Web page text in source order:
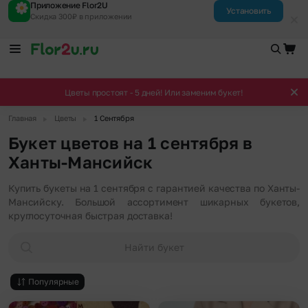
Приложение Flor2U
Скидка 300₽ в приложении
Установить
Цветы простоят - 5 дней! Или заменим букет!
Главная Цветы 1 Сентября
Букет цветов на 1 сентября в
Ханты-Мансийск
Купить букеты на 1 сентября с гарантией качества по Ханты-
Мансийску. Большой ассортимент шикарных букетов,
круглосуточная быстрая доставка!
Найти букет
Популярные